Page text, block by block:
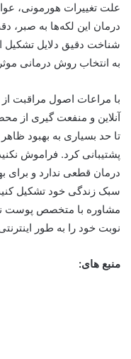
علت تغییرات هورمونی،
درمان این لکه‌ها به صبر،
شناخت دقیق دلایل
به انتخاب روش درمانی
با مراعات اصول مراقبت
آنلاین و منفعت گیری از
تا حد بسیاری به بهبود
پشتیبانی کرد. فراموش
درمان قطعی ندارد و برای
سبک زندگی خود تشکیل
مشاوره با متخصص پوست
نوبت خود را به طور
منبع های: